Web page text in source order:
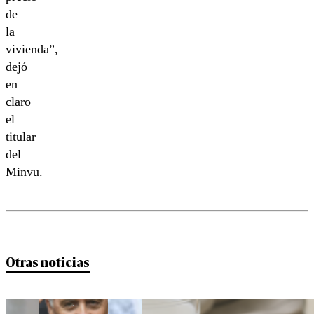
de
la
vivienda”,
dejó
en
claro
el
titular
del
Minvu.
Otras noticias